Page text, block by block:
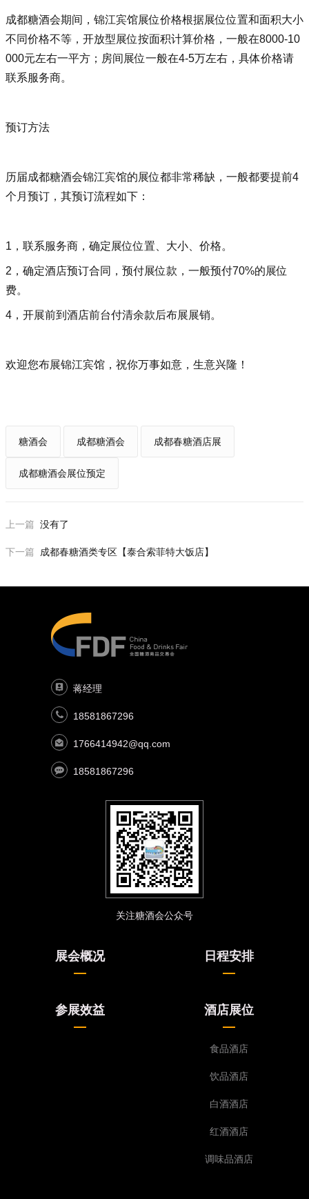
成都糖酒会期间，锦江宾馆展位价格根据展位位置和面积大小
不同价格不等，开放型展位按面积计算价格，一般在8000-10
000元左右一平方；房间展位一般在4-5万左右，具体价格请
联系服务商。
预订方法
历届成都糖酒会锦江宾馆的展位都非常稀缺，一般都要提前4
个月预订，其预订流程如下：
1‍，联系服务商‍‍，确定展位位置、大小、价格。
2，确定酒店预订合同，预付展位款，一般预付70%的展位
费。
4，开展前到酒店前台付清余款后布展展销。
欢迎您布展锦江宾馆，祝你万事如意，生意兴隆！
糖酒会 成都糖酒会 成都春糖酒店展
成都糖酒会展位预定
上一篇 没有了
下一篇 成都春糖酒类专区【泰合索菲特大饭店】
蒋经理
18581867296
1766414942@qq.com
18581867296
关注糖酒会公众号
展会概况 日程安排
参展效益 酒店展位
食品酒店
饮品酒店
白酒酒店
红酒酒店
调味品酒店